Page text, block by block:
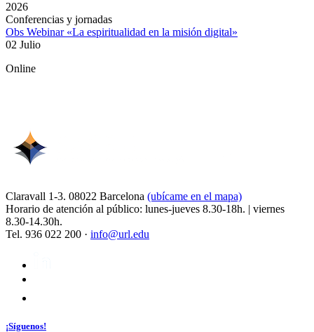
2026
Conferencias y jornadas
Obs Webinar «La espiritualidad en la misión digital»
02 Julio
Online
Claravall 1-3. 08022 Barcelona (ubícame en el mapa)
Horario de atención al público: lunes-jueves 8.30-18h. | viernes
8.30-14.30h.
Tel. 936 022 200 · info@url.edu
¡Síguenos!